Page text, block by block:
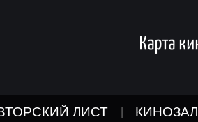
ЛИСТ КИНОЗАЛ